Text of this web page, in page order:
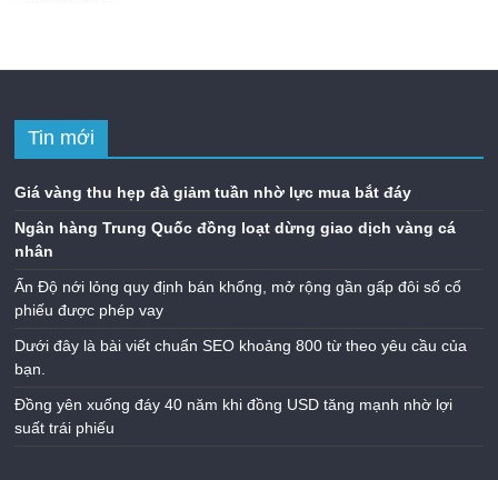
Tin mới
Giá vàng thu hẹp đà giảm tuần nhờ lực mua bắt đáy
Ngân hàng Trung Quốc đồng loạt dừng giao dịch vàng cá
nhân
Ấn Độ nới lỏng quy định bán khống, mở rộng gần gấp đôi số cổ
phiếu được phép vay
Dưới đây là bài viết chuẩn SEO khoảng 800 từ theo yêu cầu của
bạn.
Đồng yên xuống đáy 40 năm khi đồng USD tăng mạnh nhờ lợi
suất trái phiếu